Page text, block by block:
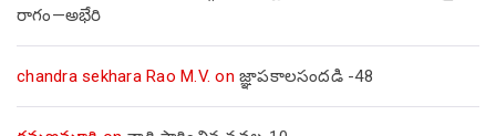
రాగం—అభేరి
chandra sekhara Rao M.V. on జ్ఞాపకాలసందడి -48